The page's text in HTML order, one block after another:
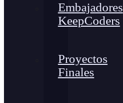
Embajadores
KeepCoders
Proyectos
Finales